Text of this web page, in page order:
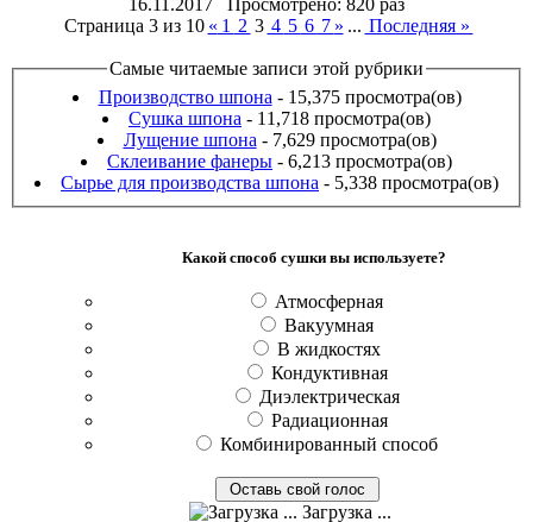
16.11.2017 Просмотрено: 820 раз
Страница 3 из 10 « 1 2 3 4 5 6 7 » ... Последняя »
Самые читаемые записи этой рубрики
Производство шпона - 15,375 просмотра(ов)
Сушка шпона - 11,718 просмотра(ов)
Лущение шпона - 7,629 просмотра(ов)
Склеивание фанеры - 6,213 просмотра(ов)
Сырье для производства шпона - 5,338 просмотра(ов)
Какой способ сушки вы используете?
Атмосферная
Вакуумная
В жидкостях
Кондуктивная
Диэлектрическая
Радиационная
Комбинированный способ
Загрузка ...